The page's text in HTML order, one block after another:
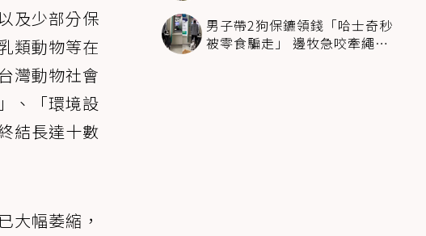
及少部分保
類動物等在
灣動物社會
、「環境設
結長達十數
大幅萎縮，
男子帶2狗保鑣領錢「哈士奇秒
被零食騙走」 邊牧急咬牽繩拽